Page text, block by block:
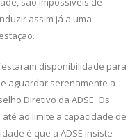
assim já a uma
disponibilidade para
aguardar serenamente a
Diretivo da ADSE. Os
ao limite a capacidade de
é que a ADSE insiste